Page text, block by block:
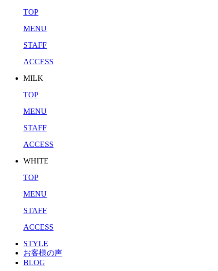
TOP
MENU
STAFF
ACCESS
MILK
TOP
MENU
STAFF
ACCESS
WHITE
TOP
MENU
STAFF
ACCESS
STYLE
お客様の声
BLOG